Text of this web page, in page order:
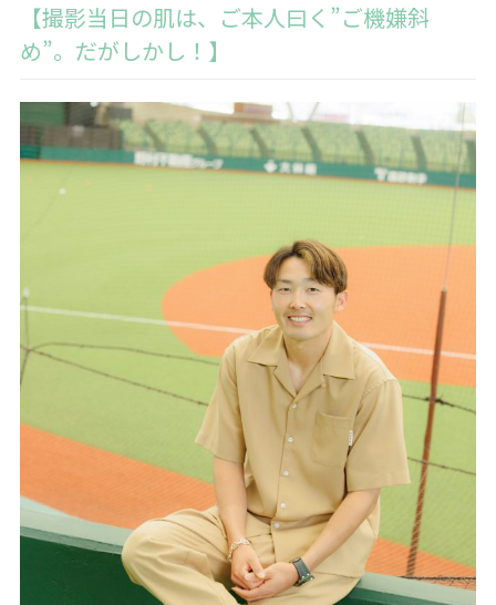
【撮影当日の肌は、ご本人曰く”ご機嫌斜
め”。だがしかし！】